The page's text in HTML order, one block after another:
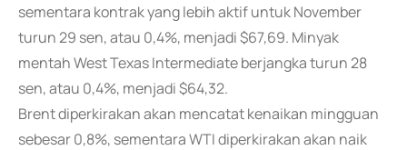
sementara kontrak yang lebih aktif untuk November
turun 29 sen, atau 0,4%, menjadi $67,69. Minyak
mentah West Texas Intermediate berjangka turun 28
sen, atau 0,4%, menjadi $64,32.
Brent diperkirakan akan mencatat kenaikan mingguan
sebesar 0,8%, sementara WTI diperkirakan akan naik